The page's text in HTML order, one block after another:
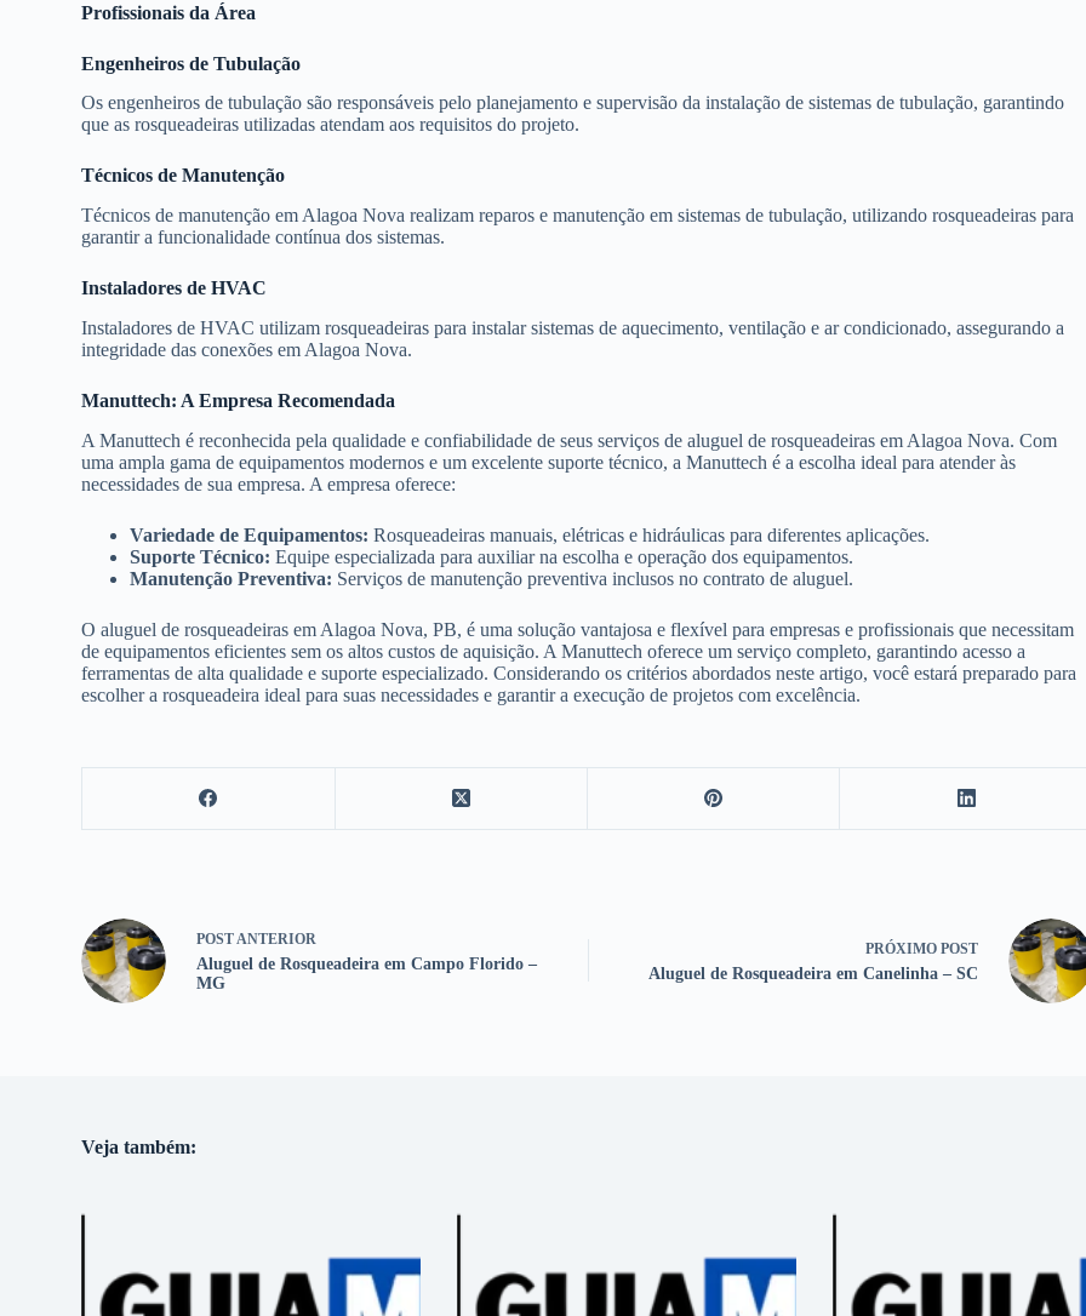
Profissionais da Área
Engenheiros de Tubulação
Os engenheiros de tubulação são responsáveis pelo planejamento e supervisão da instalação de sistemas de tubulação, garantindo
que as rosqueadeiras utilizadas atendam aos requisitos do projeto.
Técnicos de Manutenção
Técnicos de manutenção em Alagoa Nova realizam reparos e manutenção em sistemas de tubulação, utilizando rosqueadeiras para
garantir a funcionalidade contínua dos sistemas.
Instaladores de HVAC
Instaladores de HVAC utilizam rosqueadeiras para instalar sistemas de aquecimento, ventilação e ar condicionado, assegurando a
integridade das conexões em Alagoa Nova.
Manuttech: A Empresa Recomendada
A Manuttech é reconhecida pela qualidade e confiabilidade de seus serviços de aluguel de rosqueadeiras em Alagoa Nova. Com
uma ampla gama de equipamentos modernos e um excelente suporte técnico, a Manuttech é a escolha ideal para atender às
necessidades de sua empresa. A empresa oferece:
Variedade de Equipamentos: Rosqueadeiras manuais, elétricas e hidráulicas para diferentes aplicações.
Suporte Técnico: Equipe especializada para auxiliar na escolha e operação dos equipamentos.
Manutenção Preventiva: Serviços de manutenção preventiva inclusos no contrato de aluguel.
O aluguel de rosqueadeiras em Alagoa Nova, PB, é uma solução vantajosa e flexível para empresas e profissionais que necessitam
de equipamentos eficientes sem os altos custos de aquisição. A Manuttech oferece um serviço completo, garantindo acesso a
ferramentas de alta qualidade e suporte especializado. Considerando os critérios abordados neste artigo, você estará preparado para
escolher a rosqueadeira ideal para suas necessidades e garantir a execução de projetos com excelência.
POSTANTERIOR
Aluguel de Rosqueadeira em Campo Florido –
MG
PRÓXIMO POST
Aluguel de Rosqueadeira em Canelinha – SC
Veja também: